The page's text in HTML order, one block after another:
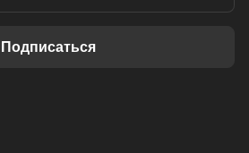
Подписаться